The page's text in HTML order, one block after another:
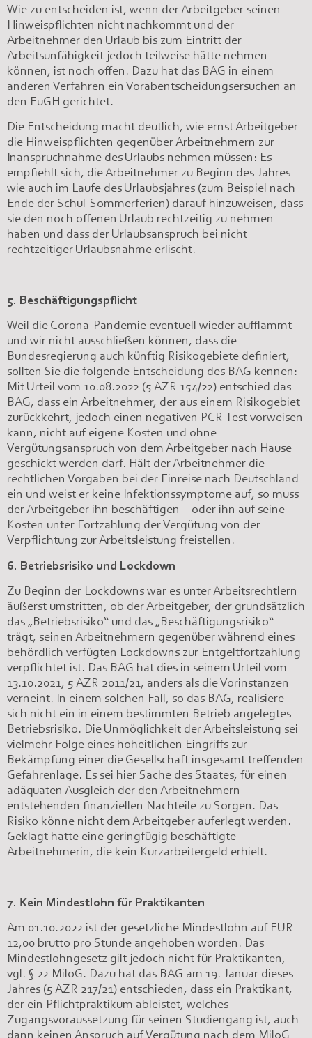
Wie zu entscheiden ist, wenn der Arbeitgeber seinen
Hinweispflichten nicht nachkommt und der
Arbeitnehmer den Urlaub bis zum Eintritt der
Arbeitsunfähigkeit jedoch teilweise hätte nehmen
können, ist noch offen. Dazu hat das BAG in einem
anderen Verfahren ein Vorabentscheidungsersuchen an
den EuGH gerichtet.
Die Entscheidung macht deutlich, wie ernst Arbeitgeber
die Hinweispflichten gegenüber Arbeitnehmern zur
Inanspruchnahme des Urlaubs nehmen müssen: Es
empfiehlt sich, die Arbeitnehmer zu Beginn des Jahres
wie auch im Laufe des Urlaubsjahres (zum Beispiel nach
Ende der Schul-Sommerferien) darauf hinzuweisen, dass
sie den noch offenen Urlaub rechtzeitig zu nehmen
haben und dass der Urlaubsanspruch bei nicht
rechtzeitiger Urlaubsnahme erlischt.
5. Beschäftigungspflicht
Weil die Corona-Pandemie eventuell wieder aufflammt
und wir nicht ausschließen können, dass die
Bundesregierung auch künftig Risikogebiete definiert,
sollten Sie die folgende Entscheidung des BAG kennen:
Mit Urteil vom 10.08.2022 (5 AZR 154/22) entschied das
BAG, dass ein Arbeitnehmer, der aus einem Risikogebiet
zurückkehrt, jedoch einen negativen PCR-Test vorweisen
kann, nicht auf eigene Kosten und ohne
Vergütungsanspruch von dem Arbeitgeber nach Hause
geschickt werden darf. Hält der Arbeitnehmer die
rechtlichen Vorgaben bei der Einreise nach Deutschland
ein und weist er keine Infektionssymptome auf, so muss
der Arbeitgeber ihn beschäftigen – oder ihn auf seine
Kosten unter Fortzahlung der Vergütung von der
Verpflichtung zur Arbeitsleistung freistellen.
6. Betriebsrisiko und Lockdown
Zu Beginn der Lockdowns war es unter Arbeitsrechtlern
äußerst umstritten, ob der Arbeitgeber, der grundsätzlich
das „Betriebsrisiko“ und das „Beschäftigungsrisiko“
trägt, seinen Arbeitnehmern gegenüber während eines
behördlich verfügten Lockdowns zur Entgeltfortzahlung
verpflichtet ist. Das BAG hat dies in seinem Urteil vom
13.10.2021, 5 AZR 2011/21, anders als die Vorinstanzen
verneint. In einem solchen Fall, so das BAG, realisiere
sich nicht ein in einem bestimmten Betrieb angelegtes
Betriebsrisiko. Die Unmöglichkeit der Arbeitsleistung sei
vielmehr Folge eines hoheitlichen Eingriffs zur
Bekämpfung einer die Gesellschaft insgesamt treffenden
Gefahrenlage. Es sei hier Sache des Staates, für einen
adäquaten Ausgleich der den Arbeitnehmern
entstehenden finanziellen Nachteile zu Sorgen. Das
Risiko könne nicht dem Arbeitgeber auferlegt werden.
Geklagt hatte eine geringfügig beschäftigte
Arbeitnehmerin, die kein Kurzarbeitergeld erhielt.
7. Kein Mindestlohn für Praktikanten
Am 01.10.2022 ist der gesetzliche Mindestlohn auf EUR
12,00 brutto pro Stunde angehoben worden. Das
Mindestlohngesetz gilt jedoch nicht für Praktikanten,
vgl. § 22 MiloG. Dazu hat das BAG am 19. Januar dieses
Jahres (5 AZR 217/21) entschieden, dass ein Praktikant,
der ein Pflichtpraktikum ableistet, welches
Zugangsvoraussetzung für seinen Studiengang ist, auch
dann keinen Anspruch auf Vergütung nach dem MiloG